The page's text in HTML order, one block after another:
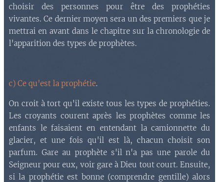
choisir des personnes pour être des prophéties
vivantes. Ce dernier moyen sera un des premiers que je
mettrai en avant dans le chapitre sur la chronologie de
l'apparition des types de prophètes.
c) Ce qu'est la prophétie.
On croit à tort qu'il existe tous les types de prophéties.
Les croyants courent après les prophètes comme les
enfants le faisaient en entendant la camionnette du
glacier, et une fois qu'il est là, chacun choisit son
parfum. Gare au prophète s'il n'a pas une parole du
Seigneur pour eux, voir gare à Dieu tout court. Ensuite,
si la prophétie est bonne (comprendre gentille) alors